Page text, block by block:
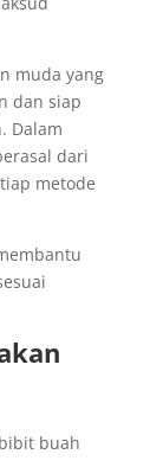
muda yang
dan siap
Dalam
dari
metode
buah